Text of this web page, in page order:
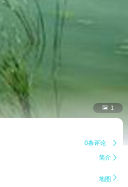
 1
0条评论 
简介 
地图 